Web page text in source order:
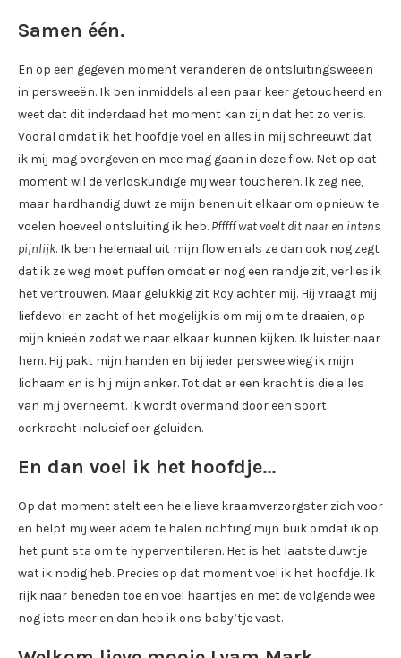
Samen één.
En op een gegeven moment veranderen de ontsluitingsweeën
in persweeën. Ik ben inmiddels al een paar keer getoucheerd en
weet dat dit inderdaad het moment kan zijn dat het zo ver is.
Vooral omdat ik het hoofdje voel en alles in mij schreeuwt dat
ik mij mag overgeven en mee mag gaan in deze flow. Net op dat
moment wil de verloskundige mij weer toucheren. Ik zeg nee,
maar hardhandig duwt ze mijn benen uit elkaar om opnieuw te
voelen hoeveel ontsluiting ik heb. Pfffff wat voelt dit naar en intens
pijnlijk. Ik ben helemaal uit mijn flow en als ze dan ook nog zegt
dat ik ze weg moet puffen omdat er nog een randje zit, verlies ik
het vertrouwen. Maar gelukkig zit Roy achter mij. Hij vraagt mij
liefdevol en zacht of het mogelijk is om mij om te draaien, op
mijn knieën zodat we naar elkaar kunnen kijken. Ik luister naar
hem. Hij pakt mijn handen en bij ieder perswee wieg ik mijn
lichaam en is hij mijn anker. Tot dat er een kracht is die alles
van mij overneemt. Ik wordt overmand door een soort
oerkracht inclusief oer geluiden.
En dan voel ik het hoofdje…
Op dat moment stelt een hele lieve kraamverzorgster zich voor
en helpt mij weer adem te halen richting mijn buik omdat ik op
het punt sta om te hyperventileren. Het is het laatste duwtje
wat ik nodig heb. Precies op dat moment voel ik het hoofdje. Ik
rijk naar beneden toe en voel haartjes en met de volgende wee
nog iets meer en dan heb ik ons baby’tje vast.